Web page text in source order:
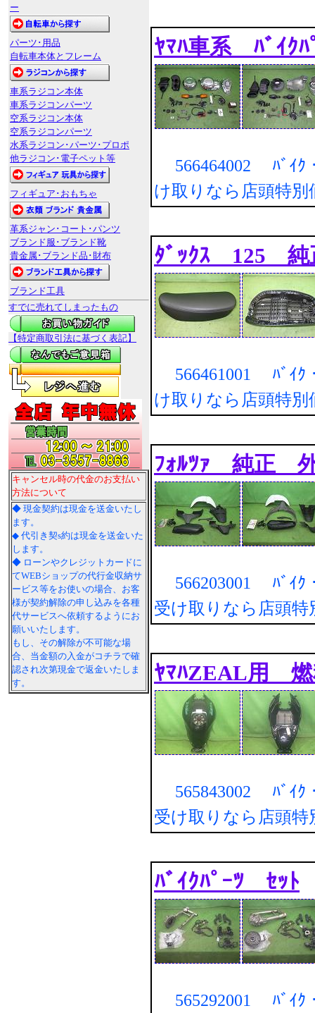
ー
パーツ･用品
自転車本体とフレーム
車系ラジコン本体
車系ラジコンパーツ
空系ラジコン本体
空系ラジコンパーツ
水系ラジコン･パーツ･プロポ
他ラジコン･電子ペット等
フィギュア･おもちゃ
革系ジャン･コート･パンツ
ブランド服･ブランド靴
貴金属･ブランド品･財布
ブランド工具
すでに売れてしまったもの
【特定商取引法に基づく表記】
キャンセル時の代金のお支払い
方法について
◆ 現金契約は現金を送金いたし
ます。
◆ 代引き契s約は現金を送金いた
します。
◆ ローンやクレジットカードに
てWEBショップの代行金収納サ
ービス等をお使いの場合、お客
様が契約解除の申し込みを各種
代サービスへ依頼するようにお
願いいたします。
もし、その解除が不可能な場
合、当金額の入金がコチラで確
認され次第現金で返金いたしま
す。
ﾔﾏﾊ車系 ﾊﾞｲｸﾊ
566464002 ﾊﾞｲｸ
け取りなら店頭特別
ﾀﾞｯｸｽ 125 純
566461001 ﾊﾞｲｸ
け取りなら店頭特別
ﾌｫﾙﾂｧ 純正
566203001 ﾊﾞｲｸ
受け取りなら店頭特
ﾔﾏﾊZEAL用 燃
565843002 ﾊﾞｲｸ
受け取りなら店頭特
ﾊﾞｲｸﾊﾟｰﾂ ｾｯﾄ
565292001 ﾊﾞｲｸ